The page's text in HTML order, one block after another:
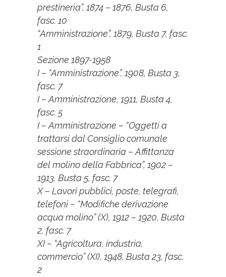
prestineria”, 1874 – 1876, Busta 6,
fasc. 10
“Amministrazione”, 1879, Busta 7, fasc.
1
Sezione 1897-1958
I – “Amministrazione”, 1908, Busta 3,
fasc. 7
I – Amministrazione, 1911, Busta 4,
fasc. 5
I – Amministrazione – “Oggetti a
trattarsi dal Consiglio comunale
sessione straordinaria – Affittanza
del molino della Fabbrica”, 1902 –
1913, Busta 5, fasc. 7
X – Lavori pubblici, poste, telegrafi,
telefoni – “Modifiche derivazione
acqua molino” (X), 1912 – 1920, Busta
2, fasc. 7
XI – “Agricoltura, industria,
commercio” (XI), 1948, Busta 23, fasc.
2